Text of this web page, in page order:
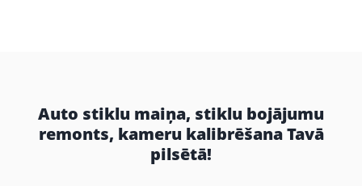
Auto stiklu maiņa, stiklu bojājumu
remonts, kameru kalibrēšana Tavā
pilsētā!